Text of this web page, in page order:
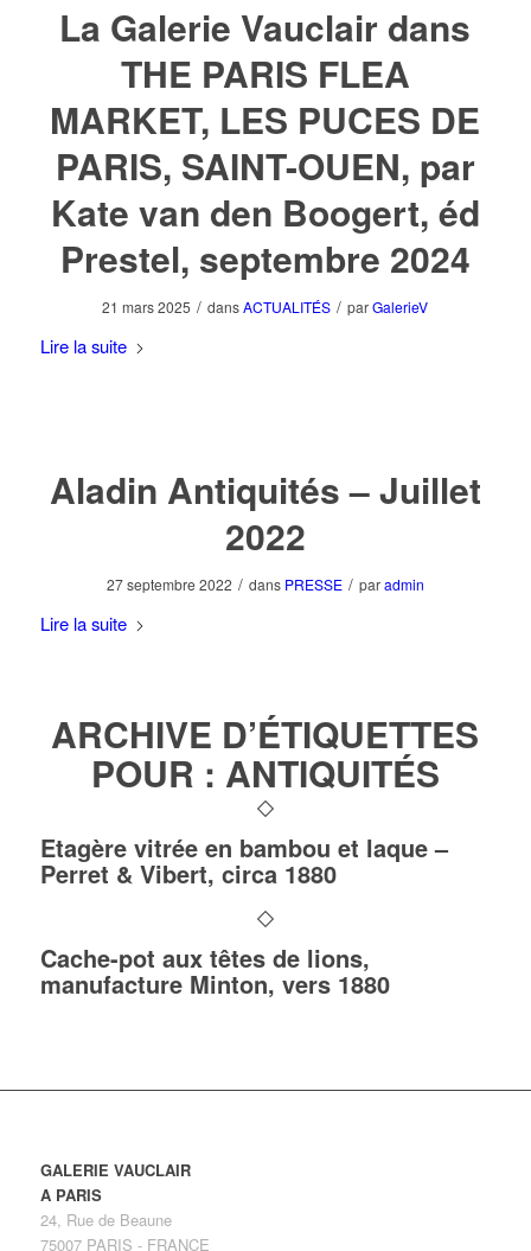
La Galerie Vauclair dans
THE PARIS FLEA
MARKET, LES PUCES DE
PARIS, SAINT-OUEN, par
Kate van den Boogert, éd
Prestel, septembre 2024
21 mars 2025 / dansACTUALITÉS / parGalerieV
Lire la suite
Aladin Antiquités – Juillet
2022
27 septembre 2022 / dans PRESSE / paradmin
Lire la suite
ARCHIVE D’ÉTIQUETTES
POUR : ANTIQUITÉS
Etagère vitrée en bambou et laque –
Perret & Vibert, circa 1880
Cache-pot aux têtes de lions,
manufacture Minton, vers 1880
GALERIE VAUCLAIR
A PARIS
24, Rue de Beaune
75007 PARIS - FRANCE